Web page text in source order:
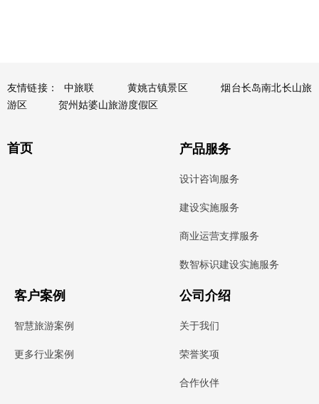
友情链接： 中旅联 黄姚古镇景区
烟台长岛南北长山旅
游区
贺州姑婆山旅游度假区
首页 产品服务
设计咨询服务
建设实施服务
商业运营支撑服务
数智标识建设实施服务
智慧旅游案例
更多行业案例
客户案例
关于我们
荣誉奖项
合作伙伴
公司介绍